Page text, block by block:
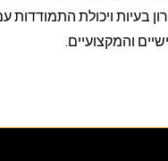
בעיות ויכולת התמודדות
והמקצועיים.